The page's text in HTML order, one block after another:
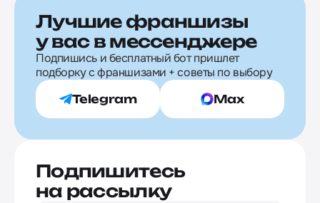
Лучшие франшизы
у вас в мессенджере
Подпишись и бесплатный бот пришлет
подборку с франшизами + советы по выбору
Telegram Max
Подпишитесь
на рассылку